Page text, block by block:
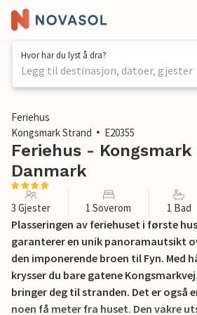
Hvor har du lyst å dra?
Legg til destinasjon, datoer, gjester
1 / 29
Feriehus
Kongsmark Strand
E20355
Feriehus -
Danmark
3 Gjester 1 Soverom 1 Bad
Plasseringen av feriehuset i første
garanterer en unik panoramautsikt
den imponerende broen til Fyn. Med
krysser du bare gatene
bringer deg til stranden. Det er også
noen få meter fra huset. Den vakre